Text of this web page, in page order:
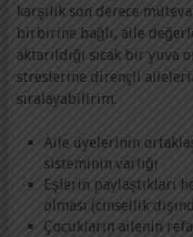
karşılık son derece
birbirine bağlı, aile
aktarıldığı sıcak bir yuva
streslerine dirençli
sıralayabilirim.
Aile üyelerinin
sisteminin varlığı
Eşlerin paylaştıkları
olması (cinsellik
Çocukların ailenin